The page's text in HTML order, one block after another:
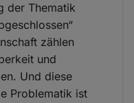
der Thematik
zählen
und
Und diese
Problematik ist